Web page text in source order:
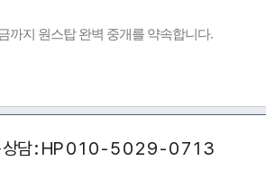
까지 원스탑 완벽 중개를 약속합니다.
담 : HP 0 1 0 - 5 0 2 9 - 0 7 1 3